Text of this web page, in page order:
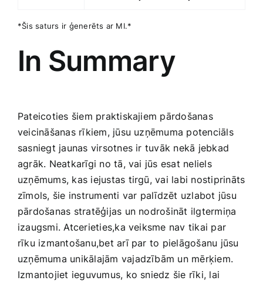
*Šis saturs ir ģenerēts ar MI.*
In Summary
Pateicoties šiem ‍praktiskajiem pārdošanas
veicināšanas rīkiem, jūsu uzņēmuma potenciāls
sasniegt jaunas virsotnes ir tuvāk nekā jebkad
agrāk. Neatkarīgi no tā, vai jūs esat neliels
uzņēmums, kas ​iejustas tirgū, vai labi nostiprināts
zīmols, šie instrumenti var palīdzēt uzlabot ​jūsu
pārdošanas stratēģijas un nodrošināt ilgtermiņa
izaugsmi. Atcerieties,ka veiksme nav tikai par
rīku izmantošanu,bet arī par to pielāgošanu jūsu
uzņēmuma unikālajām vajadzībām un mērķiem.
Izmantojiet ieguvumus, ko sniedz šie rīki, lai